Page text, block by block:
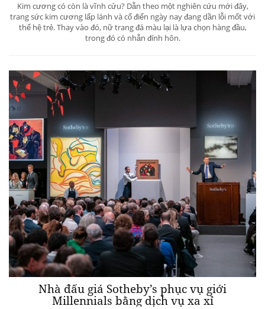
Kim cương có còn là vĩnh cửu? Dẫn theo một nghiên cứu mới đây,
trang sức kim cương lấp lánh và cổ điển ngày nay đang dần lỗi mốt với
thế hệ trẻ. Thay vào đó, nữ trang đá màu lại là lựa chọn hàng đầu,
trong đó có nhẫn đính hôn.
Nhà đấu giá Sotheby’s phục vụ giới
Millennials bằng dịch vụ xa xỉ